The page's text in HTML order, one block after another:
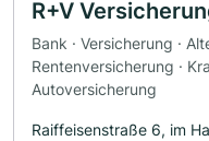
R+V
Bank · Versicherung ·
Rentenversicherung ·
Autoversicherung
Raiffeisenstraße 6, im